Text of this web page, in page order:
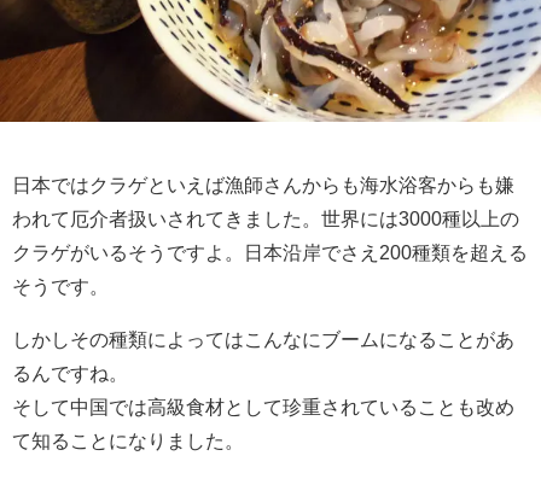
日本ではクラゲといえば漁師さんからも海水浴客からも嫌
われて厄介者扱いされてきました。世界には3000種以上の
クラゲがいるそうですよ。日本沿岸でさえ200種類を超える
そうです。
しかしその種類によってはこんなにブームになることがあ
るんですね。
そして中国では高級食材として珍重されていることも改め
て知ることになりました。